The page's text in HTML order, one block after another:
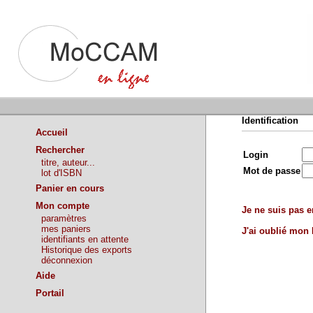
Accueil
Rechercher
titre, auteur...
lot d'ISBN
Panier en cours
Mon compte
paramètres
mes paniers
identifiants en attente
Historique des exports
déconnexion
Aide
Portail
Identification
Login
Mot de passe
Je ne suis pas
J'ai oublié mon